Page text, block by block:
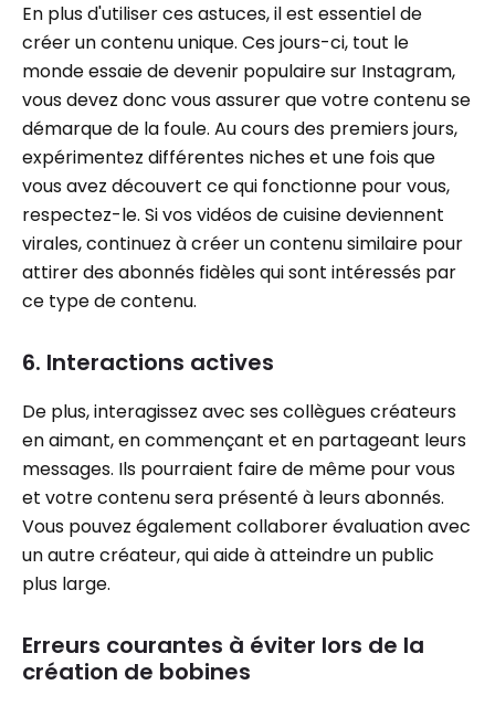
En plus d'utiliser ces astuces, il est essentiel de
créer un contenu unique. Ces jours-ci, tout le
monde essaie de devenir populaire sur Instagram,
vous devez donc vous assurer que votre contenu se
démarque de la foule. Au cours des premiers jours,
expérimentez différentes niches et une fois que
vous avez découvert ce qui fonctionne pour vous,
respectez-le. Si vos vidéos de cuisine deviennent
virales, continuez à créer un contenu similaire pour
attirer des abonnés fidèles qui sont intéressés par
ce type de contenu.
6. Interactions actives
De plus, interagissez avec ses collègues créateurs
en aimant, en commençant et en partageant leurs
messages. Ils pourraient faire de même pour vous
et votre contenu sera présenté à leurs abonnés.
Vous pouvez également collaborer évaluation avec
un autre créateur, qui aide à atteindre un public
plus large.
Erreurs courantes à éviter lors de la
création de bobines